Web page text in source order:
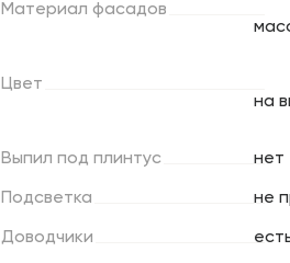
Материал фасадов
Цвет
на
Выпил под плинтус нет
Подсветка не
Доводчики